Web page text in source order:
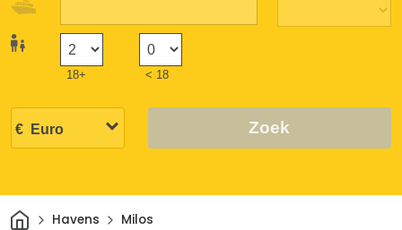
18+ < 18
Zoek
ThuisHavens Milos